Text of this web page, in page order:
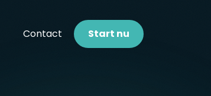
Contact Start nu